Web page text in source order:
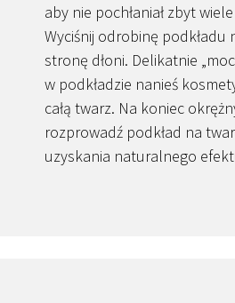
aby nie pochłaniał zbyt
Wyciśnij odrobinę podkładu
stronę dłoni. Delikatnie
w podkładzie nanieś
całą twarz. Na koniec
rozprowadź podkład na
uzyskania naturalnego